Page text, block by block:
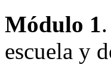
Módulo 1
escuela y